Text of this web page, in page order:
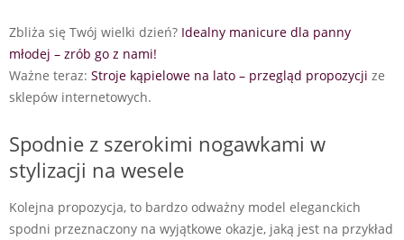
Zbliża się Twój wielki dzień? Idealny manicure dla panny
młodej – zrób go z nami!
Ważne teraz: Stroje kąpielowe na lato – przegląd propozycji ze
sklepów internetowych.
Spodnie z szerokimi nogawkami w
stylizacji na wesele
Kolejna propozycja, to bardzo odważny model eleganckich
spodni przeznaczony na wyjątkowe okazje, jaką jest na przykład